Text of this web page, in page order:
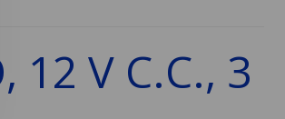
V C.C., 3